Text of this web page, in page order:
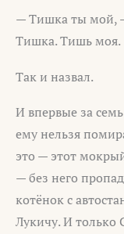
— Тишка ты мой,
Тишка. Тишь моя.
Так и назвал.
И впервые за
ему нельзя
это — этот
— без него
котёнок с
Лукичу. И